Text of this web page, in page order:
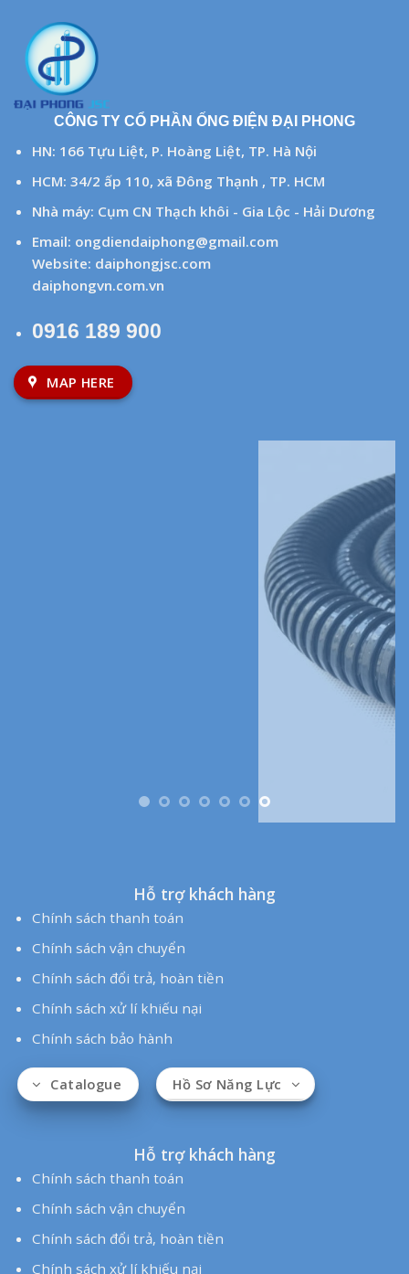
CÔNG TY CỔ PHẦN ỐNG ĐIỆN ĐẠI PHONG
HN: 166 Tựu Liệt, P. Hoàng Liệt, TP. Hà Nội
HCM: 34/2 ấp 110, xã Đông Thạnh , TP. HCM
Nhà máy: Cụm CN Thạch khôi - Gia Lộc - Hải Dương
Email: ongdiendaiphong@gmail.com
Website: daiphongjsc.com
daiphongvn.com.vn
0916 189 900
MAP HERE
Hỗ trợ khách hàng
Chính sách thanh toán
Chính sách vận chuyển
Chính sách đổi trả, hoàn tiền
Chính sách xử lí khiếu nại
Chính sách bảo hành
Catalogue Hồ Sơ Năng Lực
Hỗ trợ khách hàng
Chính sách thanh toán
Chính sách vận chuyển
Chính sách đổi trả, hoàn tiền
Chính sách xử lí khiếu nại